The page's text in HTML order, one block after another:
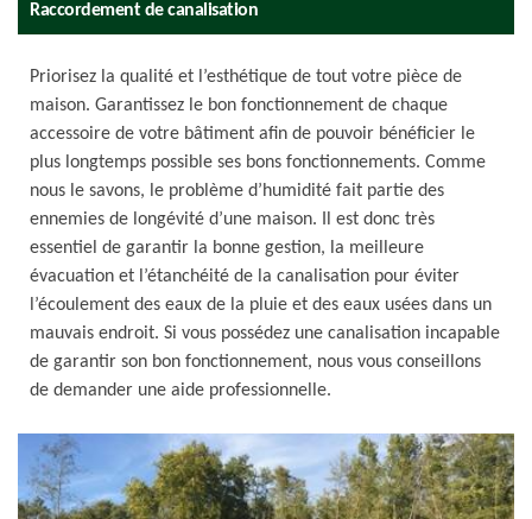
Raccordement de canalisation
Priorisez la qualité et l’esthétique de tout votre pièce de
maison. Garantissez le bon fonctionnement de chaque
accessoire de votre bâtiment afin de pouvoir bénéficier le
plus longtemps possible ses bons fonctionnements. Comme
nous le savons, le problème d’humidité fait partie des
ennemies de longévité d’une maison. Il est donc très
essentiel de garantir la bonne gestion, la meilleure
évacuation et l’étanchéité de la canalisation pour éviter
l’écoulement des eaux de la pluie et des eaux usées dans un
mauvais endroit. Si vous possédez une canalisation incapable
de garantir son bon fonctionnement, nous vous conseillons
de demander une aide professionnelle.